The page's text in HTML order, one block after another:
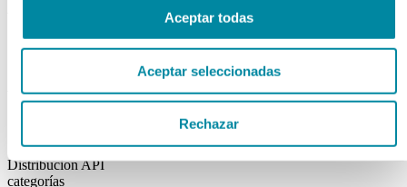
Aceptar todas
Aceptar seleccionadas
Rechazar
Actualmente se encuentra en:
Inicio >>
Distribucion API
categorías